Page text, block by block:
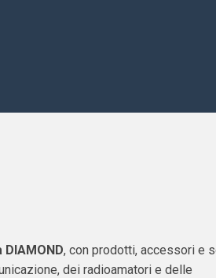
, con prodotti, accessori e
dei radioamatori e delle